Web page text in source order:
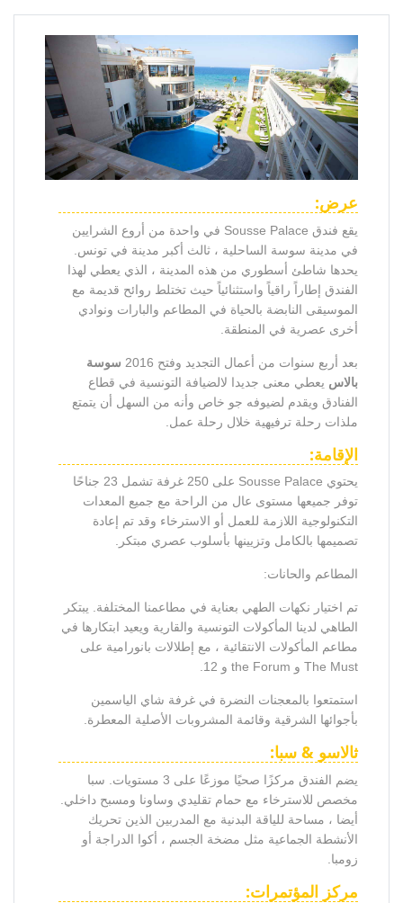
عرض:
يقع فندق Sousse Palace في واحدة من أروع الشرايين
في مدينة سوسة الساحلية ، ثالث أكبر مدينة في تونس.
يحدها شاطئ أسطوري من هذه المدينة ، الذي يعطي لهذا
الفندق إطاراً راقياً واستثنائياً حيث تختلط روائح قديمة مع
الموسيقى النابضة بالحياة في المطاعم والبارات ونوادي
أخرى عصرية في المنطقة.
بعد أربع سنوات من أعمال التجديد وفتح 2016
سوسة
بالاس يعطي معنى جديدا لالضيافة التونسية في قطاع
الفنادق ويقدم لضيوفه جو خاص وأنه من السهل أن يتمتع
ملذات رحلة ترفيهية خلال رحلة عمل.
الإقامة:
يحتوي Sousse Palace على 250 غرفة تشمل 23 جناحًا
توفر جميعها مستوى عال من الراحة مع جميع المعدات
التكنولوجية اللازمة للعمل أو الاسترخاء وقد تم إعادة
تصميمها بالكامل وتزيينها بأسلوب عصري مبتكر.
المطاعم والحانات:
تم اختيار نكهات الطهي بعناية في مطاعمنا المختلفة. يبتكر
الطاهي لدينا المأكولات التونسية والقارية ويعيد ابتكارها في
مطاعم المأكولات الانتقائية ، مع إطلالات بانورامية على
The Must و the Forum و 12.
استمتعوا بالمعجنات النضرة في غرفة شاي الياسمين
بأجوائها الشرقية وقائمة المشروبات الأصلية المعطرة.
ثالاسو & سبا:
يضم الفندق مركزًا صحيًا موزعًا على 3 مستويات. سبا
مخصص للاسترخاء مع حمام تقليدي وساونا ومسبح داخلي.
أيضا ، مساحة للياقة البدنية مع المدربين الذين تحريك
الأنشطة الجماعية مثل مضخة الجسم ، أكوا الدراجة أو
زومبا.
مركز المؤتمرات: